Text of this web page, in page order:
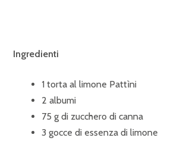
Ingredienti
1 torta al limone Pattìni
2 albumi
75 g di zucchero di canna
3 gocce di essenza di limone